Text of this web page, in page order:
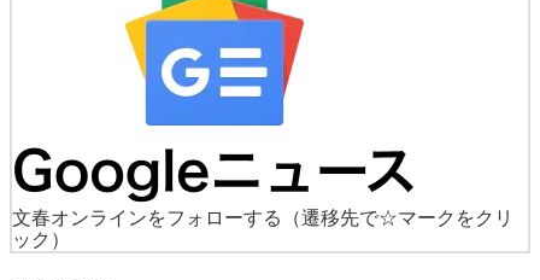
文春オンラインをフォローする
（遷移先で☆マークをクリ
ック）